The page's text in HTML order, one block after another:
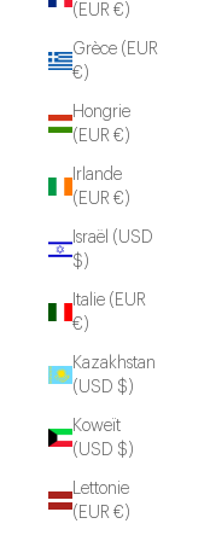
(EUR €)
Grèce (EUR
€)
Hongrie
(EUR €)
Irlande
(EUR €)
Israël (USD
$)
Italie (EUR
€)
Kazakhstan
(USD $)
Koweït
(USD $)
Lettonie
(EUR €)